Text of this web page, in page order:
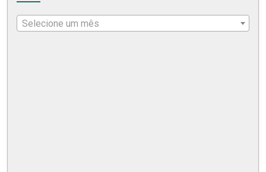
Selecione um mês